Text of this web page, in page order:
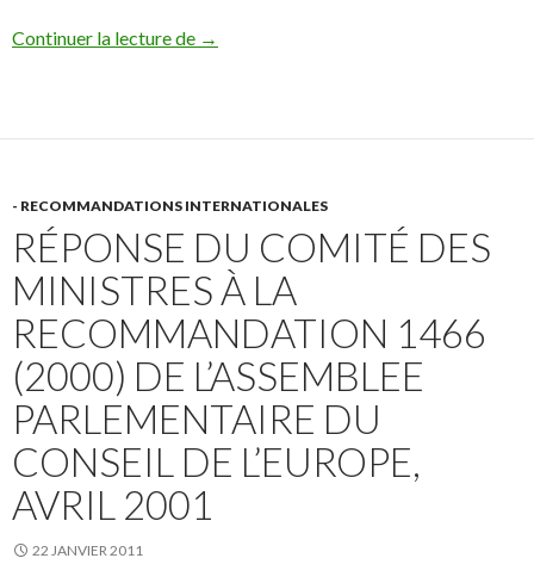
Continuer la lecture de Youth Media Education, Seville
→
- RECOMMANDATIONS INTERNATIONALES
RÉPONSE DU COMITÉ DES
MINISTRES À LA
RECOMMANDATION 1466
(2000) DE L’ASSEMBLEE
PARLEMENTAIRE DU
CONSEIL DE L’EUROPE,
AVRIL 2001
22 JANVIER 2011